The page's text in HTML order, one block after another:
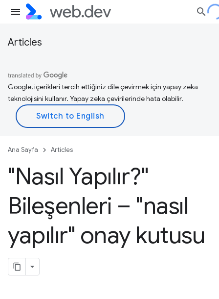
Articles
Google, içerikleri tercih ettiğiniz dile çevirmek için yapay zeka
teknolojisini kullanır. Yapay zeka çevirilerinde hata olabilir.
Ana Sayfa Articles
"Nasıl Yapılır?"
Bileşenleri – "nasıl
yapılır" onay kutusu